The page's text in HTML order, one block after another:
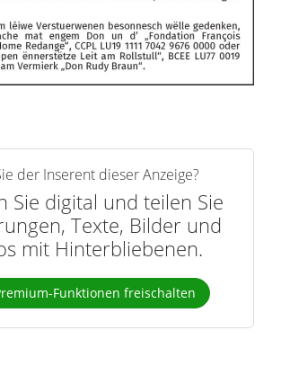
der Inserent dieser Anzeige?
Sie digital und teilen Sie
Texte, Bilder und
mit Hinterbliebenen.
Funktionen freischalten